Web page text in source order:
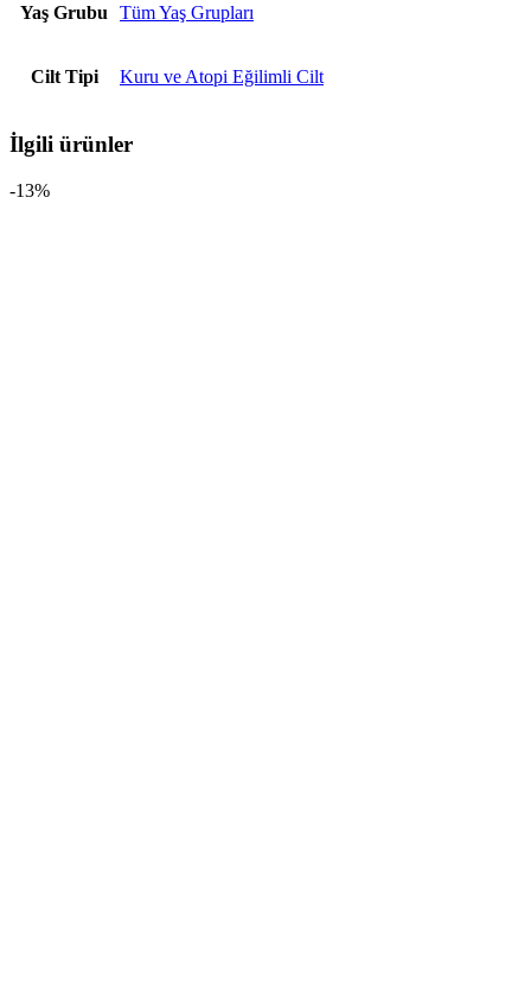
Yaş Grubu Tüm Yaş Grupları
Cilt Tipi Kuru ve Atopi Eğilimli Cilt
İlgili ürünler
-13%